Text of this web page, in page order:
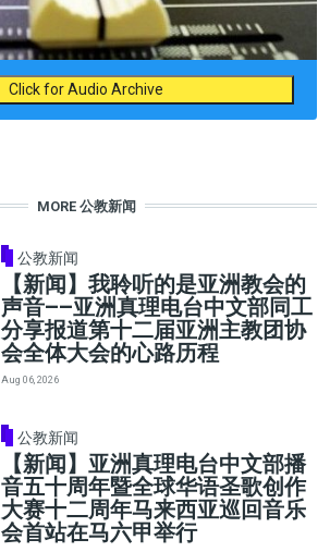
Click for Audio Archive
MORE 公教新闻
公教新闻
【新闻】我聆听的是亚洲教会的
声音——亚洲真理电台中文部同工
分享报道第十二届亚洲主教团协
会全体大会的心路历程
Aug 06, 2026
公教新闻
【新闻】亚洲真理电台中文部播
音五十周年暨全球华语圣歌创作
大赛十二周年马来西亚巡回音乐
会首站在马六甲举行